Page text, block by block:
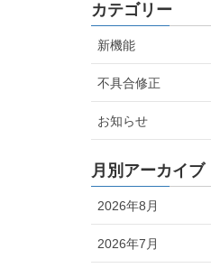
カテゴリー
新機能
不具合修正
お知らせ
月別アーカイブ
2026年8月
2026年7月